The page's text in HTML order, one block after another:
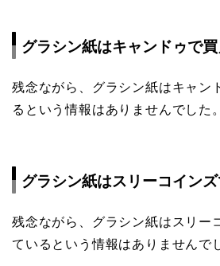
グラシン紙はキャンドゥで
残念ながら、グラシン紙はキャン
るという情報はありませんでした。
グラシン紙はスリーコイン
残念ながら、グラシン紙はスリー
ているという情報はありませんで